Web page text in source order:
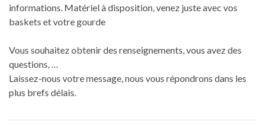
informations. Matériel à disposition, venez juste avec vos
baskets et votre gourde
Vous souhaitez obtenir des renseignements, vous avez des
questions, …
Laissez-nous votre message, nous vous répondrons dans les
plus brefs délais.